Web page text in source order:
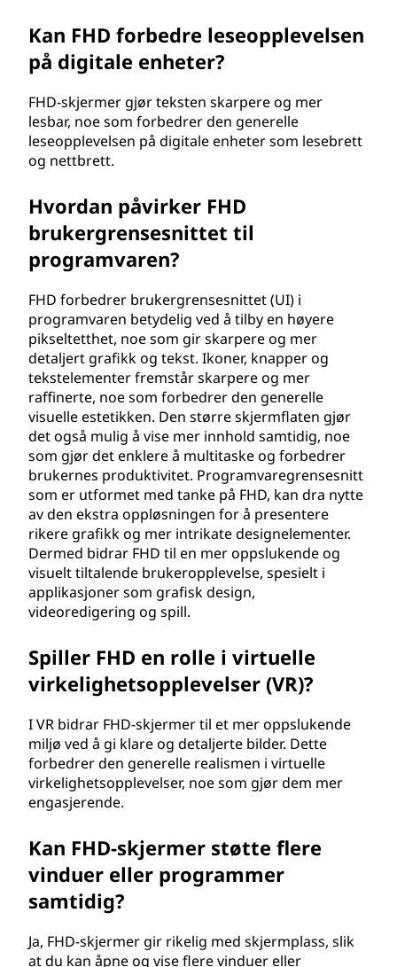
Kan FHD forbedre leseopplevelsen
på digitale enheter?
FHD-skjermer gjør teksten skarpere og mer
lesbar, noe som forbedrer den generelle
leseopplevelsen på digitale enheter som lesebrett
og nettbrett.
Hvordan påvirker FHD
brukergrensesnittet til
programvaren?
FHD forbedrer brukergrensesnittet (UI) i
programvaren betydelig ved å tilby en høyere
pikseltetthet, noe som gir skarpere og mer
detaljert grafikk og tekst. Ikoner, knapper og
tekstelementer fremstår skarpere og mer
raffinerte, noe som forbedrer den generelle
visuelle estetikken. Den større skjermflaten gjør
det også mulig å vise mer innhold samtidig, noe
som gjør det enklere å multitaske og forbedrer
brukernes produktivitet. Programvaregrensesnitt
som er utformet med tanke på FHD, kan dra nytte
av den ekstra oppløsningen for å presentere
rikere grafikk og mer intrikate designelementer.
Dermed bidrar FHD til en mer oppslukende og
visuelt tiltalende brukeropplevelse, spesielt i
applikasjoner som grafisk design,
videoredigering og spill.
Spiller FHD en rolle i virtuelle
virkelighetsopplevelser (VR)?
I VR bidrar FHD-skjermer til et mer oppslukende
miljø ved å gi klare og detaljerte bilder. Dette
forbedrer den generelle realismen i virtuelle
virkelighetsopplevelser, noe som gjør dem mer
engasjerende.
Kan FHD-skjermer støtte flere
vinduer eller programmer
samtidig?
Ja, FHD-skjermer gir rikelig med skjermplass, slik
at du kan åpne og vise flere vinduer eller